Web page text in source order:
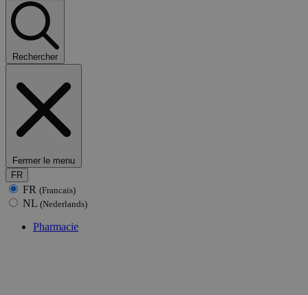
Rechercher
Fermer le menu
FR
FR (Francais)
NL (Nederlands)
Pharmacie